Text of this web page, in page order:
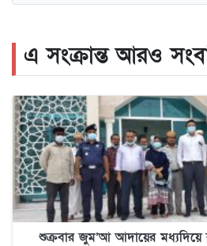
এ সংক্রান্ত আরও
শুক্রবার জুম’আ আদায়ের